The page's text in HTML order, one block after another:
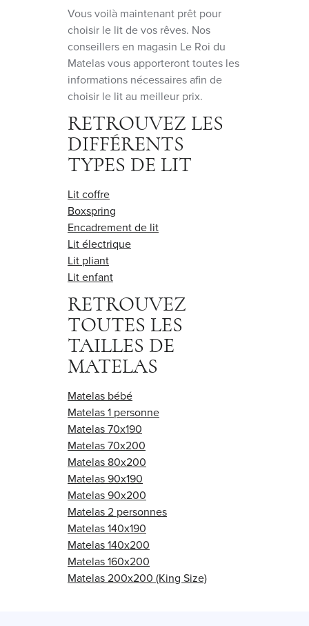
Vous voilà maintenant prêt pour
choisir le lit de vos rêves. Nos
conseillers en magasin Le Roi du
Matelas vous apporteront toutes les
informations nécessaires afin de
choisir le lit au meilleur prix.
RETROUVEZ LES
DIFFÉRENTS
TYPES DE LIT
Lit coffre
Boxspring
Encadrement de lit
Lit électrique
Lit pliant
Lit enfant
RETROUVEZ
TOUTES LES
TAILLES DE
MATELAS
Matelas bébé
Matelas 1 personne
Matelas 70x190
Matelas 70x200
Matelas 80x200
Matelas 90x190
Matelas 90x200
Matelas 2 personnes
Matelas 140x190
Matelas 140x200
Matelas 160x200
Matelas 200x200 (King Size)